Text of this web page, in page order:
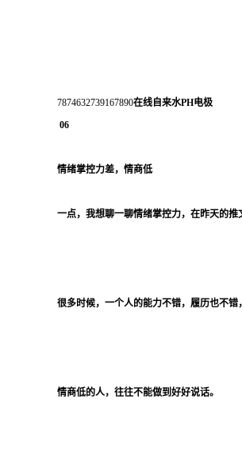
7874632739167890在线自来水PH电极
06
情绪掌控力差，情商低
一点，我想聊一聊情绪掌控力，在昨天的推
很多时候，一个人的能力不错，履历也不
情商低的人，往往不能做到好好说话。